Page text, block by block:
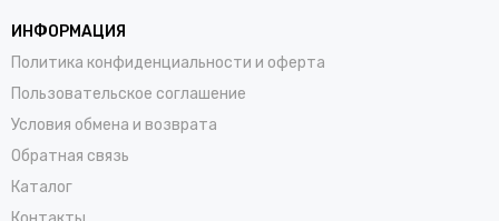
ИНФОРМАЦИЯ
Политика конфиденциальности и оферта
Пользовательское соглашение
Условия обмена и возврата
Обратная связь
Каталог